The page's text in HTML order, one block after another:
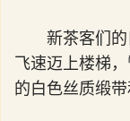
新茶客们
飞速迈上楼梯
的白色丝质缎